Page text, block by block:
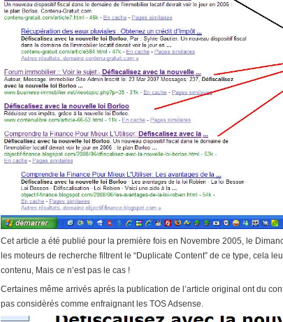
Cet article a été publié pour la première fois en Novembre 2005, le
les moteurs de recherche filtrent le “Duplicate Content” de ce type, cela
contenu, Mais ce n’est pas le cas !
Certaines même arrivés aprés la publication de l’article original ont du
pas considèrés comme enfraignant les TOS Adsense.